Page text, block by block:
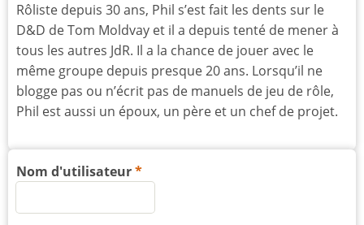
Rôliste depuis 30 ans, Phil s’est fait les dents sur le
D&D de Tom Moldvay et il a depuis tenté de mener à
tous les autres JdR. Il a la chance de jouer avec le
même groupe depuis presque 20 ans. Lorsqu’il ne
blogge pas ou n’écrit pas de manuels de jeu de rôle,
Phil est aussi un époux, un père et un chef de projet.
Nom d'utilisateur